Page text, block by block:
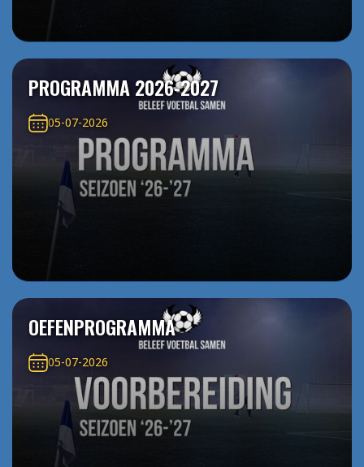
PROGRAMMA 2026-2027
05-07-2026
OEFENPROGRAMMA
05-07-2026